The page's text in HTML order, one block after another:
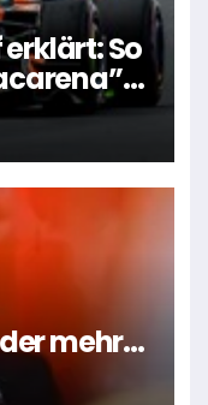
So
mehr